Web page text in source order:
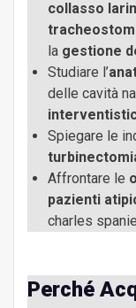
La
La
40min,
Opzioni
Chirurgia
collasso
la gestione
Studiare l’
delle cavità
Spiegare le
Affrontare le
pazienti
charles
Perché